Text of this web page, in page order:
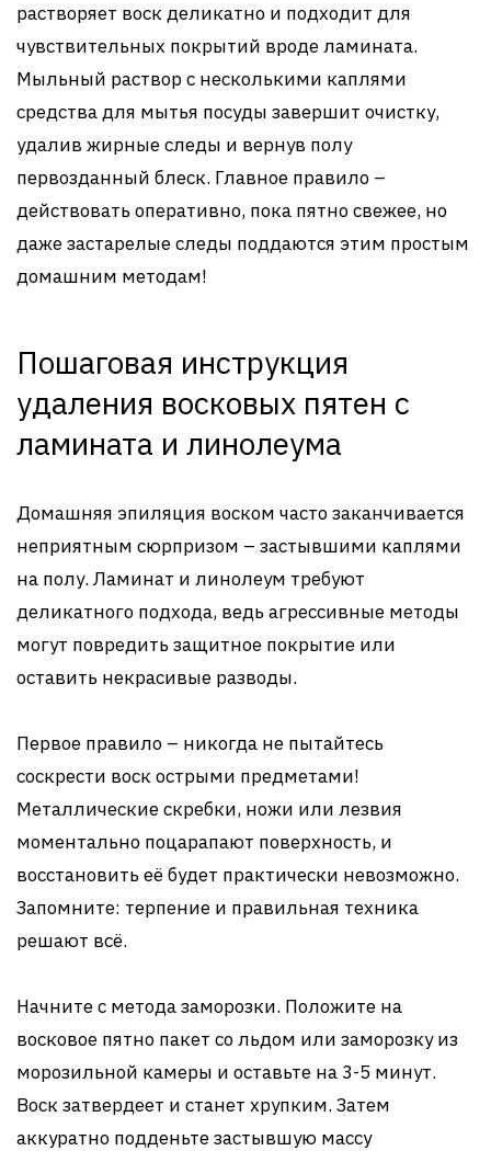
растворяет воск деликатно и подходит для
чувствительных покрытий вроде ламината.
Мыльный раствор с несколькими каплями
средства для мытья посуды завершит очистку,
удалив жирные следы и вернув полу
первозданный блеск. Главное правило –
действовать оперативно, пока пятно свежее, но
даже застарелые следы поддаются этим простым
домашним методам!
Пошаговая инструкция
удаления восковых пятен с
ламината и линолеума
Домашняя эпиляция воском часто заканчивается
неприятным сюрпризом – застывшими каплями
на полу. Ламинат и линолеум требуют
деликатного подхода, ведь агрессивные методы
могут повредить защитное покрытие или
оставить некрасивые разводы.
Первое правило – никогда не пытайтесь
соскрести воск острыми предметами!
Металлические скребки, ножи или лезвия
моментально поцарапают поверхность, и
восстановить её будет практически невозможно.
Запомните: терпение и правильная техника
решают всё.
Начните с метода заморозки. Положите на
восковое пятно пакет со льдом или заморозку из
морозильной камеры и оставьте на 3-5 минут.
Воск затвердеет и станет хрупким. Затем
аккуратно подденьте застывшую массу